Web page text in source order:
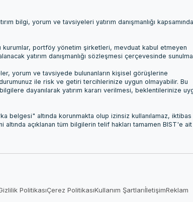
bilgi, yorum ve tavsiyeleri yatırım danışmanlığı kapsamında
kurumlar, portföy yönetim şirketleri, mevduat kabul etmeyen
yatırım danışmanlığı sözleşmesi çerçevesinde
yorum ve tavsiyede bulunanların kişisel görüşlerine
ile risk ve getiri tercihlerinize uygun olmayabilir. Bu
dayanılarak yatırım kararı verilmesi, beklentilerinize
belgesi" altında korunmakta olup izinsiz kullanılamaz, iktibas
açıklanan tüm bilgilerin telif hakları tamamen BIST'e
PolitikasıÇerez PolitikasıKullanım ŞartlarıİletişimReklam